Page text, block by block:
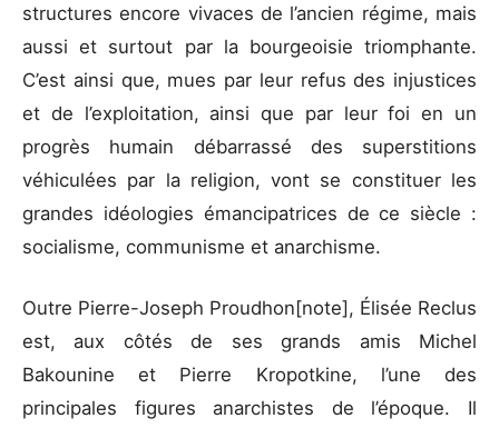
structures encore vivaces de l’ancien régime, mais
aussi et surtout par la bourgeoisie triomphante.
C’est ainsi que, mues par leur refus des injustices
et de l’exploitation, ainsi que par leur foi en un
progrès humain débarrassé des superstitions
véhiculées par la religion, vont se constituer les
grandes idéologies émancipatrices de ce siècle :
socialisme, communisme et anarchisme.
Outre Pierre-Joseph Proudhon[note], Élisée Reclus
est, aux côtés de ses grands amis Michel
Bakounine et Pierre Kropotkine, l’une des
principales figures anarchistes de l’époque. Il